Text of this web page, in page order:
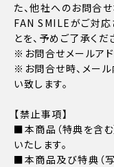
た、他社へのお問合
FAN SMILEがご対応
とを、予めご了承くだ
※お問合せメール
※お問合せ時、メー
い致します。
【禁止事項】
■本商品（特典を含
いたします。
■本商品及び特典（